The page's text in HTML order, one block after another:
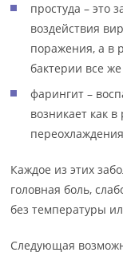
простуда – это
воздействия
поражения, а в
бактерии все
фарингит –
возникает как
Каждое из этих
головная боль,
без температуры
Следующая